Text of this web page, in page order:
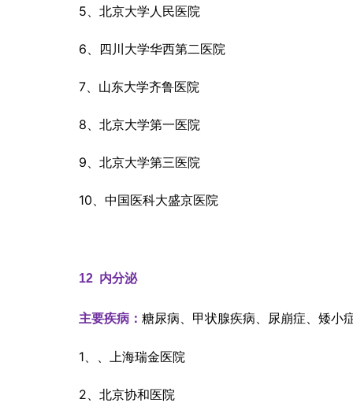
5、北京大学人民医院
6、四川大学华西第二医院
7、山东大学齐鲁医院
8、北京大学第一医院
9、北京大学第三医院
10、中国医科大盛京医院
12 内分泌
主要疾病： 糖尿病、甲状腺疾病、尿崩症、矮小
1、、上海瑞金医院
2、北京协和医院